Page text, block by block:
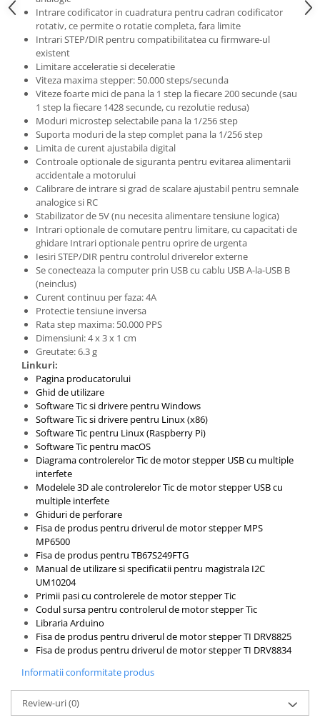
Intrare codificator in cuadratura pentru cadran codificator
rotativ, ce permite o rotatie completa, fara limite
Intrari STEP/DIR pentru compatibilitatea cu firmware-ul
existent
Limitare acceleratie si deceleratie
Viteza maxima stepper: 50.000 steps/secunda
Viteze foarte mici de pana la 1 step la fiecare 200 secunde (sau
1 step la fiecare 1428 secunde, cu rezolutie redusa)
Moduri microstep selectabile pana la 1/256 step
Suporta moduri de la step complet pana la 1/256 step
Limita de curent ajustabila digital
Controale optionale de siguranta pentru evitarea alimentarii
accidentale a motorului
Calibrare de intrare si grad de scalare ajustabil pentru semnale
analogice si RC
Stabilizator de 5V (nu necesita alimentare tensiune logica)
Intrari optionale de comutare pentru limitare, cu capacitati de
ghidare Intrari optionale pentru oprire de urgenta
Iesiri STEP/DIR pentru controlul driverelor externe
Se conecteaza la computer prin USB cu cablu USB A-la-USB B
(neinclus)
Curent continuu per faza: 4A
Protectie tensiune inversa
Rata step maxima: 50.000 PPS
Dimensiuni: 4 x 3 x 1 cm
Greutate: 6.3 g
Linkuri:
Pagina producatorului
Ghid de utilizare
Software Tic si drivere pentru Windows
Software Tic si drivere pentru Linux (x86)
Software Tic pentru Linux (Raspberry Pi)
Software Tic pentru macOS
Diagrama controlerelor Tic de motor stepper USB cu multiple
interfete
Modelele 3D ale controlerelor Tic de motor stepper USB cu
multiple interfete
Ghiduri de perforare
Fisa de produs pentru driverul de motor stepper MPS
MP6500
Fisa de produs pentru TB67S249FTG
Manual de utilizare si specificatii pentru magistrala I2C
UM10204
Primii pasi cu controlerele de motor stepper Tic
Codul sursa pentru controlerul de motor stepper Tic
Libraria Arduino
Fisa de produs pentru driverul de motor stepper TI DRV8825
Fisa de produs pentru driverul de motor stepper TI DRV8834
Informatii conformitate produs
Review-uri(0)